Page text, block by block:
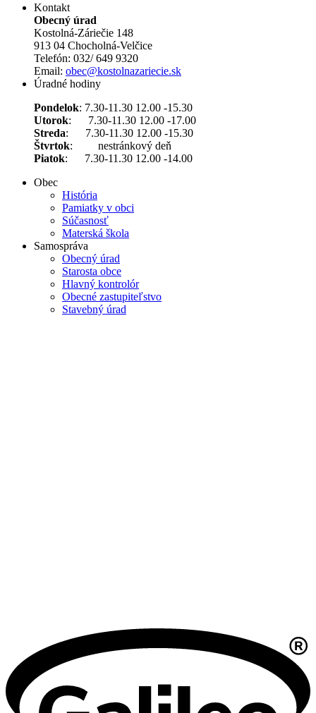
Kontakt
Obecný úrad
Kostolná-Záriečie 148
913 04 Chocholná-Velčice
Telefón: 032/ 649 9320
Email: obec@kostolnazariecie.sk
Úradné hodiny
Pondelok: 7.30-11.30 12.00 -15.30
Utorok: 7.30-11.30 12.00 -17.00
Streda: 7.30-11.30 12.00 -15.30
Štvrtok: nestránkový deň
Piatok: 7.30-11.30 12.00 -14.00
Obec
História
Pamiatky v obci
Súčasnosť
Materská škola
Samospráva
Obecný úrad
Starosta obce
Hlavný kontrolór
Obecné zastupiteľstvo
Stavebný úrad